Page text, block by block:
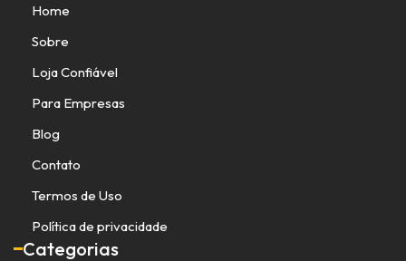
Home
Sobre
Loja Confiável
Para Empresas
Blog
Contato
Termos de Uso
Política de privacidade
Categorias